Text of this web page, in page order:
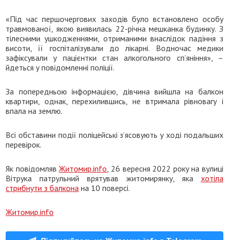
«Під час першочергових заходів було встановлено особу
травмованої, якою виявилась 22-річна мешканка будинку. З
тілесними ушкодженнями, отриманими внаслідок падіння з
висоти, її госпіталізували до лікарні. Водночас медики
зафіксували у пацієнтки стан алкогольного сп’яніння», –
йдеться у повідомленні поліції.
За попередньою інформацією, дівчина вийшла на балкон
квартири, однак, перехилившись, не втримала рівновагу і
впала на землю.
Всі обставини події поліцейські з’ясовують у ході подальших
перевірок.
Як повідомлявЖитомир.info , 26 вересня 2022 року на вулиці
Вітрука патрульний врятував житомирянку, яка хотіла
стрибнути з балкона на 10 поверсі.
Житомир.info